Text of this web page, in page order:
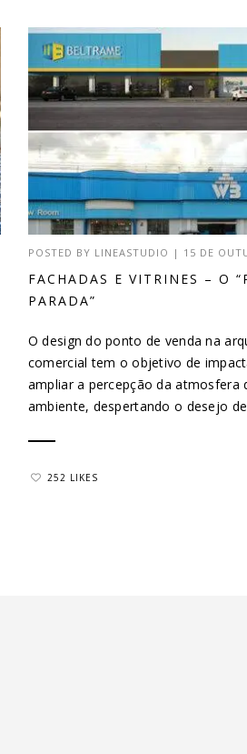
POSTED BY LINEASTUDIO | 15 DE
FACHADAS E VITRINES – O
PARADA”
O design do ponto de venda na
comercial tem o objetivo de
ampliar a percepção da atmosfera
ambiente, despertando o desejo
252 LIKES